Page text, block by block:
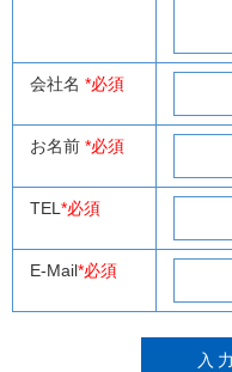
会社名 *必須
お名前 *必須
TEL *必須
E-Mail*必須